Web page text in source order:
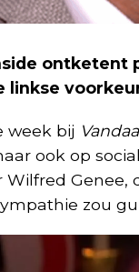
ontketent
linkse
week bij
ook op
Wilfred Genee,
zou